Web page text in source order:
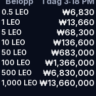
0.5 LEO ₩6,830
1 LEO ₩13,660
5 LEO ₩68,300
10 LEO ₩136,600
50 LEO ₩683,000
100 LEO ₩1,366,000
500 LEO ₩6,830,000
1,000 LEO ₩13,660,000